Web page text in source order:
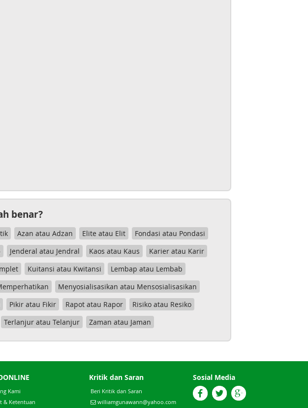
benar?
Azan atau Adzan Elite atau Elit
Fondasi atau Pondasi
Jenderal atau Jendral Kaos atau Kaus
Karier atau Karir
Kuitansi atau Kwitansi
Lembap atau Lembab
Menyosialisasikan atau Mensosialisasikan
Pikir atau Fikir Rapot atau Rapor
Risiko atau Resiko
Terlanjur atau Telanjur Zaman atau Jaman
Kami
& Ketentuan
Kritik dan Saran
Beri Kritik dan Saran
williamgunawann@yahoo.com
Sosial Media